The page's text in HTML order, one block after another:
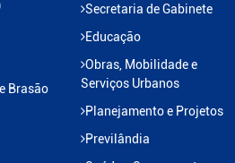
Brasão
Secretaria de Gabinete
Educação
Obras, Mobilidade e
Serviços Urbanos
Planejamento e Projetos
Previlândia